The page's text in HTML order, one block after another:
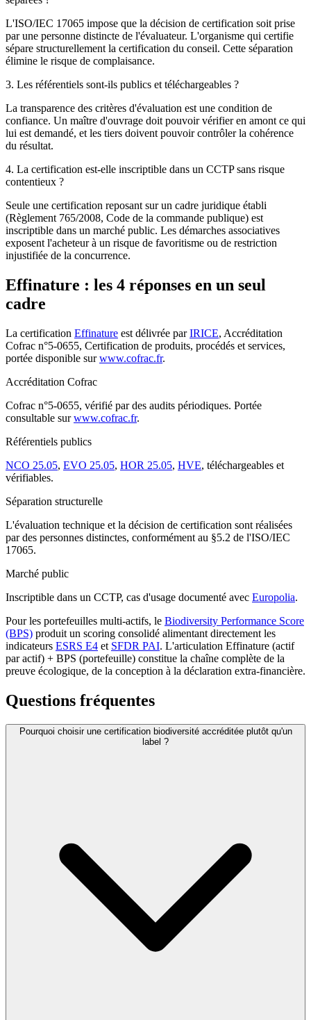
L'ISO/IEC 17065 impose que la décision de certification soit prise
par une personne distincte de l'évaluateur. L'organisme qui certifie
sépare structurellement la certification du conseil. Cette séparation
élimine le risque de complaisance.
3. Les référentiels sont-ils publics et téléchargeables ?
La transparence des critères d'évaluation est une condition de
confiance. Un maître d'ouvrage doit pouvoir vérifier en amont ce qui
lui est demandé, et les tiers doivent pouvoir contrôler la cohérence
du résultat.
4. La certification est-elle inscriptible dans un CCTP sans risque
contentieux ?
Seule une certification reposant sur un cadre juridique établi
(Règlement 765/2008, Code de la commande publique) est
inscriptible dans un marché public. Les démarches associatives
exposent l'acheteur à un risque de favoritisme ou de restriction
injustifiée de la concurrence.
Effinature : les 4 réponses en un seul
cadre
La certification Effinature est délivrée parIRICE, Accréditation
Cofrac n°5-0655, Certification de produits, procédés et services,
portée disponible surwww.cofrac.fr.
Accréditation Cofrac
Cofrac n°5-0655, vérifié par des audits périodiques. Portée
consultable surwww.cofrac.fr.
Référentiels publics
NCO 25.05, EVO 25.05, HOR 25.05, HVE, téléchargeables et
vérifiables.
Séparation structurelle
L'évaluation technique et la décision de certification sont réalisées
par des personnes distinctes, conformément au §5.2 de l'ISO/IEC
17065.
Marché public
Inscriptible dans un CCTP, cas d'usage documenté avec Europolia.
Pour les portefeuilles multi-actifs, le Biodiversity Performance Score
(BPS) produit un scoring consolidé alimentant directement les
indicateurs ESRS E4 et SFDR PAI. L'articulation Effinature (actif
par actif) + BPS (portefeuille) constitue la chaîne complète de la
preuve écologique, de la conception à la déclaration extra-financière.
Questions fréquentes
Pourquoi choisir une certification biodiversité accréditée plutôt qu'un
label ?